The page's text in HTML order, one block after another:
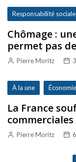
Responsabilité sociale
Chômage :
permet pas
Pierre Moritz
À la une
La France
commerciales
Pierre Moritz